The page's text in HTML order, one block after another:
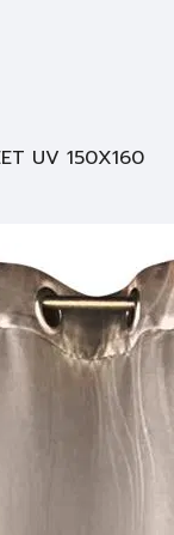
UV 150X160